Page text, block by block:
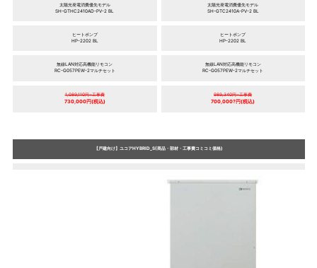
太陽光発電消費優先モデル
SH-GTHC2410AD-PV-2 BL
太陽光発電消費優先モデル
SH-GTC2410A-PV-2 BL
ヒートポンプ
HP-2202 BL
ヒートポンプ
HP-2202 BL
無線LAN対応高機能リモコン
RC-G057PEW-2マルチセット
無線LAN対応高機能リモコン
RC-G057PEW-2マルチセット
1,089,110円+工事費
730,000円(税込)
989,340円+工事費
700,000?円(税込)
【戸建向け】ユコアHYBRID_S(商品・部材・工事費コミコミ価格)